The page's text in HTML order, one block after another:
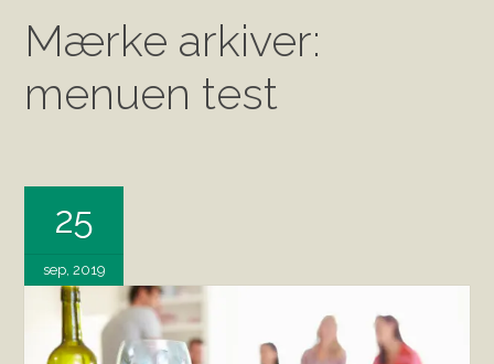
Mærke arkiver:
menuen test
25
sep, 2019